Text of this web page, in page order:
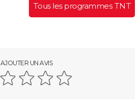
Tous les programmes TNT
AJOUTER UN AVIS